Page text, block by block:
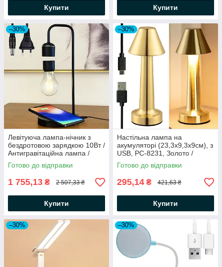
Купити Купити
–30%
Левітуюча лампа-нічник з
бездротовою зарядкою 10Вт /
Антигравітаційна лампа /
Настільний світильник
Готово до відправки
1 755,13 ₴ 2 507,33 ₴
Купити
–30%
Настільна лампа на
акумуляторі (23,3х9,3х9см), з
USB, PC-8231, Золото /
Декоративний світильник для
спальні
Готово до відправки
295,14 ₴ 421,63 ₴
Купити
–30% –30%